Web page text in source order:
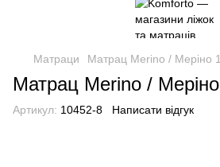
Матраци Матрац Merino / Меріно
Матрац Merino / Меріно
Артикул: 10452-8 Написати відгук